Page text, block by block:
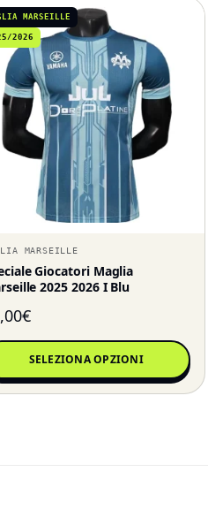
MARSEILLE
2026
MARSEILLE
Giocatori Maglia
2025 2026 I Blu
€
SELEZIONA OPZIONI